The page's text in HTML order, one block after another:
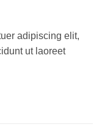
adipiscing elit,
ut laoreet